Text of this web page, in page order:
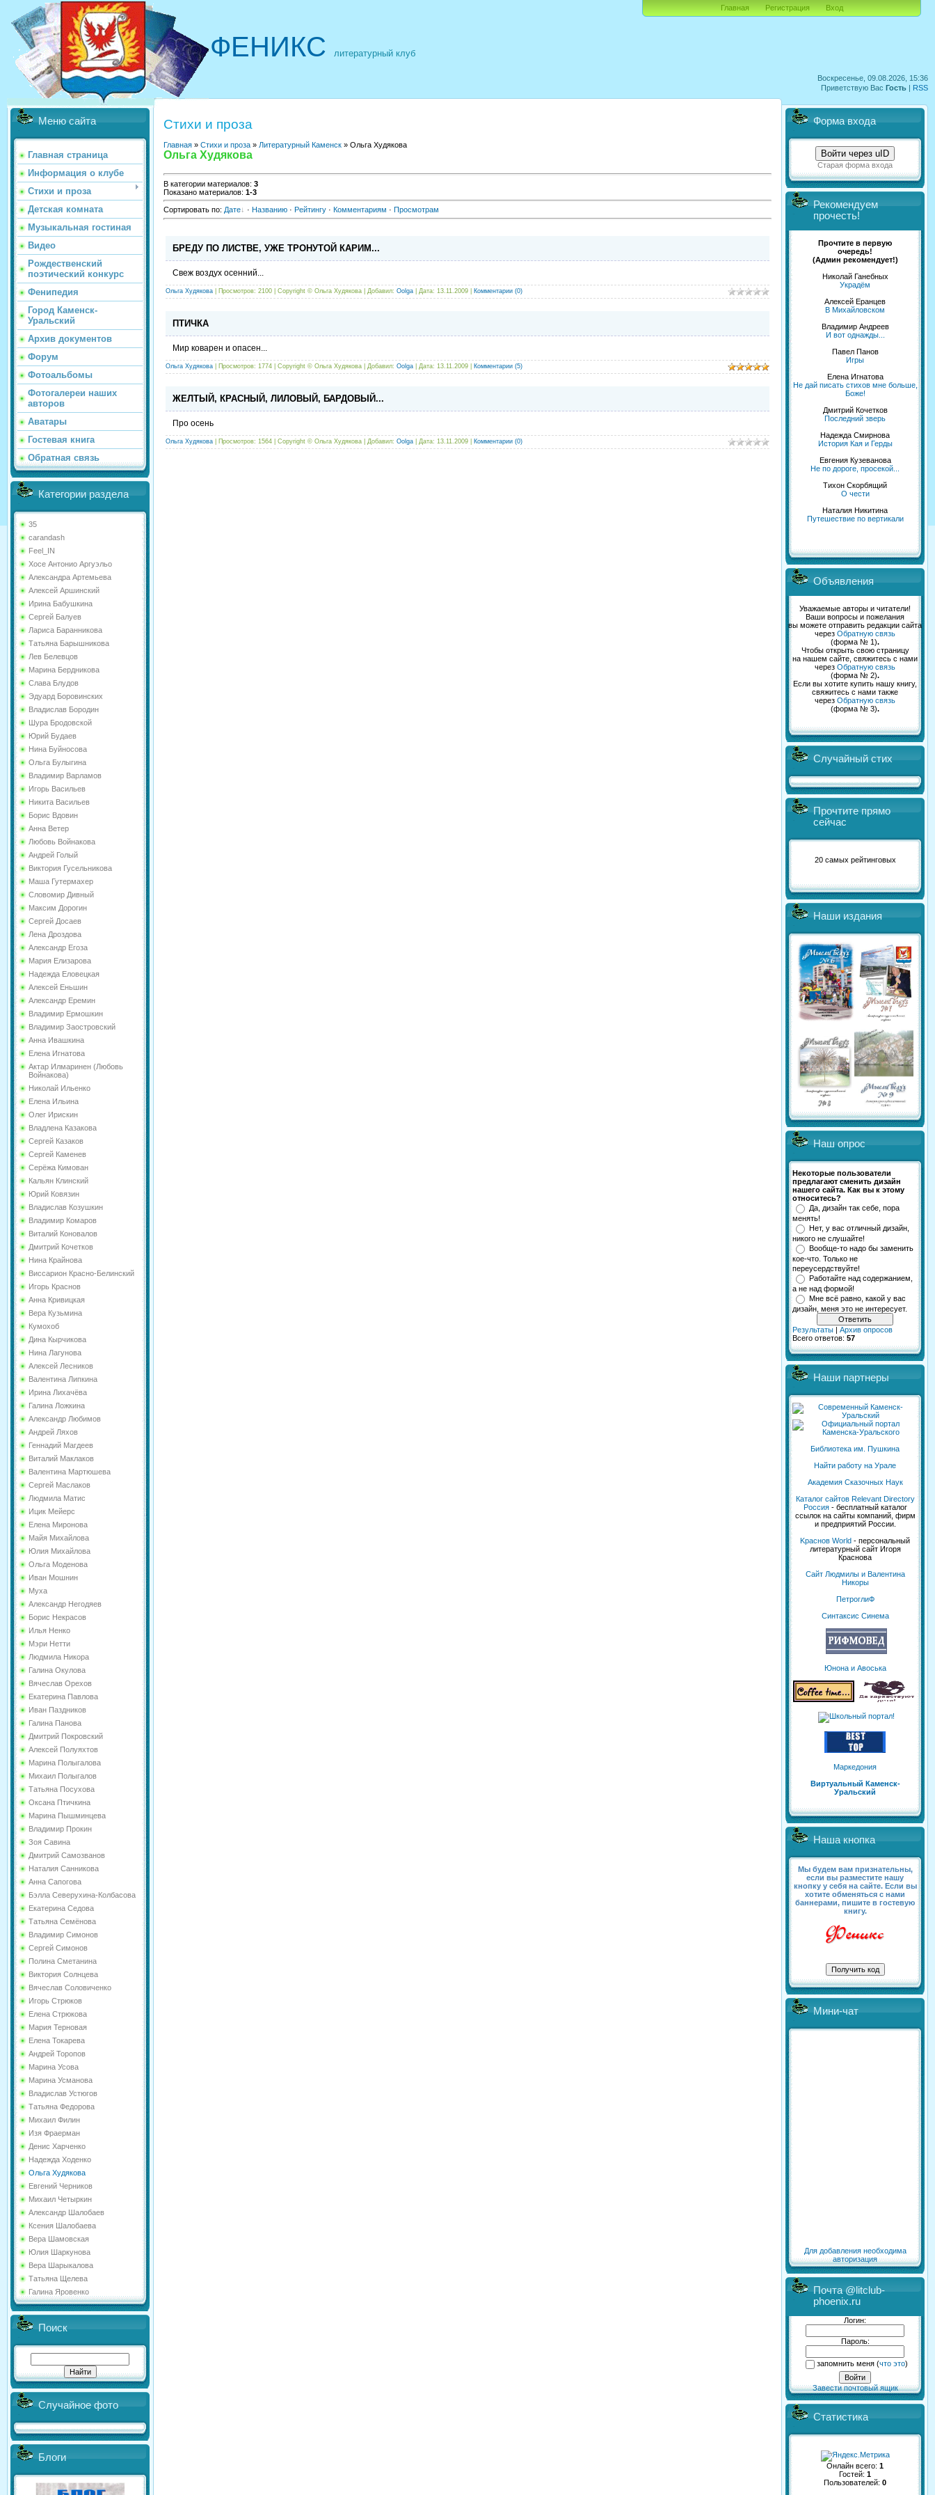
Воскресенье, 09.08.2026, 15:36
Приветствую Вас Гость | RSS
ФЕНИКС литературный клуб
Главная Регистрация Вход
Меню сайта
Главная страница
Информация о клубе
Стихи и проза
Детская комната
Музыкальная гостиная
Видео
Рождественский
поэтический конкурс
Фенипедия
Город Каменск-
Уральский
Архив документов
Форум
Фотоальбомы
Фотогалереи наших
авторов
Аватары
Гостевая книга
Обратная связь
Категории раздела
35
carandash
Feel_IN
Хосе Антонио Аргуэльо
Александра Артемьева
Алексей Аршинский
Ирина Бабушкина
Сергей Балуев
Лариса Баранникова
Татьяна Барышникова
Лев Белевцов
Марина Бердникова
Слава Блудов
Эдуард Боровинских
Владислав Бородин
Шура Бродовской
Юрий Будаев
Нина Буйносова
Ольга Булыгина
Владимир Варламов
Игорь Васильев
Никита Васильев
Борис Вдовин
Анна Ветер
Любовь Войнакова
Андрей Голый
Виктория Гусельникова
Маша Гутермахер
Словомир Дивный
Максим Дорогин
Сергей Досаев
Лена Дроздова
Александр Егоза
Мария Елизарова
Надежда Еловецкая
Алексей Еньшин
Александр Еремин
Владимир Ермошкин
Владимир Заостровский
Анна Ивашкина
Елена Игнатова
Актар Илмаринен (Любовь
Войнакова)
Николай Ильенко
Елена Ильина
Олег Ирискин
Владлена Казакова
Сергей Казаков
Сергей Каменев
Серёжа Кимован
Кальян Клинский
Юрий Ковязин
Владислав Козушкин
Владимир Комаров
Виталий Коновалов
Дмитрий Кочетков
Нина Крайнова
Виссарион Красно-Белинский
Игорь Краснов
Анна Кривицкая
Вера Кузьмина
Кумохоб
Дина Кырчикова
Нина Лагунова
Алексей Лесников
Валентина Липкина
Ирина Лихачёва
Галина Ложкина
Александр Любимов
Андрей Ляхов
Геннадий Магдеев
Виталий Маклаков
Валентина Мартюшева
Сергей Маслаков
Людмила Матис
Ицик Мейерс
Елена Миронова
Майя Михайлова
Юлия Михайлова
Ольга Моденова
Иван Мошнин
Муха
Александр Негодяев
Борис Некрасов
Илья Ненко
Мэри Нетти
Людмила Никора
Галина Окулова
Вячеслав Орехов
Екатерина Павлова
Иван Паздников
Галина Панова
Дмитрий Покровский
Алексей Полуяхтов
Марина Полыгалова
Михаил Полыгалов
Татьяна Посухова
Оксана Птичкина
Марина Пышминцева
Владимир Прокин
Зоя Савина
Дмитрий Самозванов
Наталия Санникова
Анна Сапогова
Бэлла Северухина-Колбасова
Екатерина Седова
Татьяна Семёнова
Владимир Симонов
Сергей Симонов
Полина Сметанина
Виктория Солнцева
Вячеслав Соловиченко
Игорь Стрюков
Елена Стрюкова
Мария Терновая
Елена Токарева
Андрей Торопов
Марина Усова
Марина Усманова
Владислав Устюгов
Татьяна Федорова
Михаил Филин
Изя Фраерман
Денис Харченко
Надежда Ходенко
Ольга Худякова
Евгений Черников
Михаил Четыркин
Александр Шалобаев
Ксения Шалобаева
Вера Шамовская
Юлия Шаркунова
Вера Шарыкалова
Татьяна Щелева
Галина Яровенко
Поиск
Случайное фото
Блоги
Стихи и проза
Главная » Стихи и проза » Литературный Каменск » Ольга Худякова
Ольга Худякова
В категории материалов: 3
Показано материалов: 1-3
Сортировать по: Дате · Названию · Рейтингу · Комментариям · Просмотрам
БРЕДУ ПО ЛИСТВЕ, УЖЕ ТРОНУТОЙ КАРИМ...
Свеж воздух осенний...
Ольга Худякова | Просмотров: 2100 | Copyright © Ольга Худякова | Добавил: Oolga | Дата: 13.11.2009 Комментарии (0)
ПТИЧКА
Мир коварен и опасен...
Ольга Худякова | Просмотров: 1774 | Copyright © Ольга Худякова | Добавил: Oolga | Дата: 13.11.2009 Комментарии (5)
ЖЕЛТЫЙ, КРАСНЫЙ, ЛИЛОВЫЙ, БАРДОВЫЙ...
Про осень
Ольга Худякова | Просмотров: 1564 | Copyright © Ольга Худякова | Добавил: Oolga | Дата: 13.11.2009 Комментарии (0)
Форма входа
Войти через uID
Старая форма входа
Рекомендуем
прочесть!
Прочтите в первую
очередь!
(Админ рекомендует!)
Николай Ганебных
Украдём
Алексей Еранцев
В Михайловском
Владимир Андреев
И вот однажды...
Павел Панов
Игры
Елена Игнатова
Не дай писать стихов мне больше,
Боже!
Дмитрий Кочетков
Последний зверь
Надежда Смирнова
История Кая и Герды
Евгения Кузеванова
Не по дороге, просекой...
Тихон Скорбящий
О чести
Наталия Никитина
Путешествие по вертикали
Объявления
Уважаемые авторы и читатели!
Ваши вопросы и пожелания
вы можете отправить редакции сайта
через Обратную связь
(форма № 1).
Чтобы открыть свою страницу
на нашем сайте, свяжитесь с нами
через Обратную связь
(форма № 2).
Если вы хотите купить нашу книгу,
свяжитесь с нами также
через Обратную связь
(форма № 3).
Случайный стих
Прочтите прямо
сейчас
20 самых рейтинговых
Наши издания
Наш опрос
Некоторые пользователи
предлагают сменить дизайн
нашего сайта. Как вы к этому
относитесь?
Да, дизайн так себе, пора
менять!
Нет, у вас отличный дизайн,
никого не слушайте!
Вообще-то надо бы заменить
кое-что. Только не
переусердствуйте!
Работайте над содержанием,
а не над формой!
Мне всё равно, какой у вас
дизайн, меня это не интересует.
Результаты | Архив опросов
Всего ответов: 57
Наши партнеры
Библиотека им. Пушкина
Найти работу на Урале
Академия Сказочных Наук
Каталог сайтов Relevant Directory
Россия- бесплатный каталог
ссылок на сайты компаний, фирм
и предприятий России.
Kраснов World - персональный
литературный сайт Игоря
Краснова
Сайт Людмилы и Валентина
Никоры
ПетроглиФ
Синтаксис Синема
Юнона и Авоська
Маркедония
Виртуальный Каменск-
Уральский
Наша кнопка
Мы будем вам признательны,
если вы разместите нашу
кнопку у себя на сайте. Если вы
хотите обменяться с нами
баннерами, пишите в гостевую
книгу.
Мини-чат
Для добавления необходима
авторизация
Почта @litclub-
phoenix.ru
Логин:
Пароль:
запомнить меня(что это)
Завести почтовый ящик
Статистика
Онлайн всего: 1
Гостей: 1
Пользователей: 0